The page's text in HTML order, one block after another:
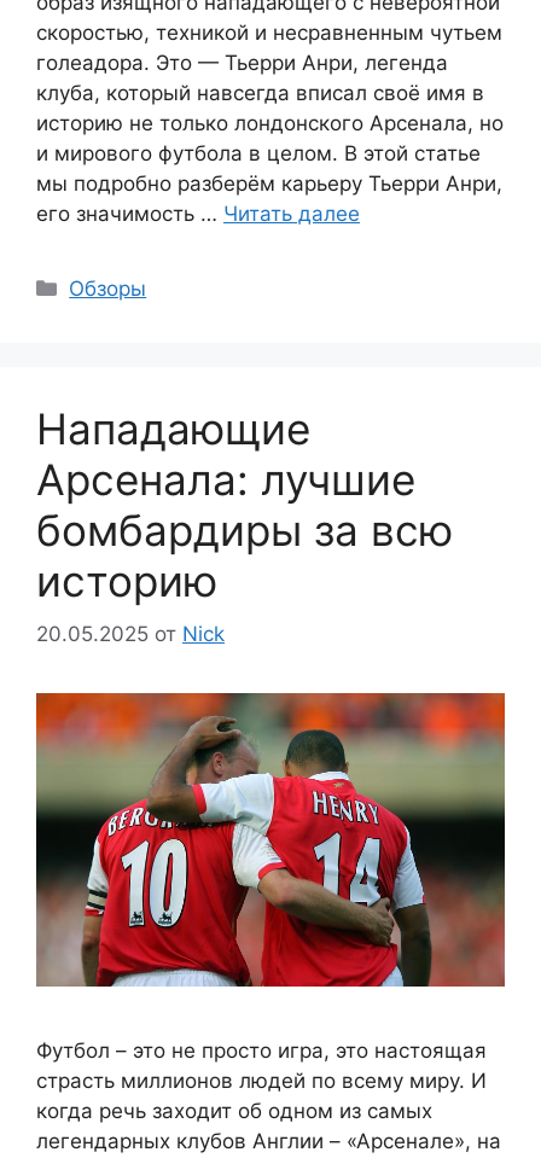
скоростью, техникой и несравненным чутьем
голеадора. Это — Тьерри Анри, легенда
клуба, который навсегда вписал своё имя в
историю не только лондонского Арсенала, но
и мирового футбола в целом. В этой статье
мы подробно разберём карьеру Тьерри Анри,
его значимость … Читать далее
Рубрики
Обзоры
Нападающие
Арсенала: лучшие
бомбардиры за всю
историю
20.05.2025 от Nick
Футбол – это не просто игра, это настоящая
страсть миллионов людей по всему миру. И
когда речь заходит об одном из самых
легендарных клубов Англии – «Арсенале», на